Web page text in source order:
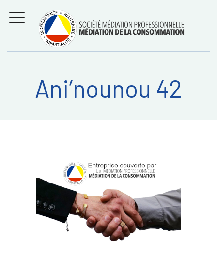
Régler les litiges
entre
consommateurs et
professionnels avec
la médiation de la
consommation
MENU
Recherche
Ani’nounou 42